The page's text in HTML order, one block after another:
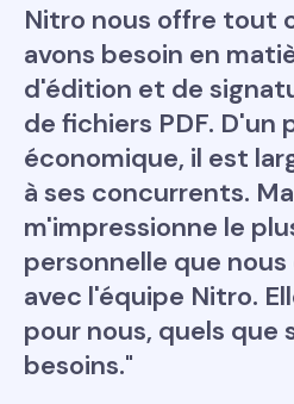
Nitro nous offre tout
avons besoin en
d'édition et de
de fichiers PDF. D'un
économique, il est
à ses concurrents.
m'impressionne le
personnelle que
avec l'équipe Nitro.
pour nous, quels que
besoins."